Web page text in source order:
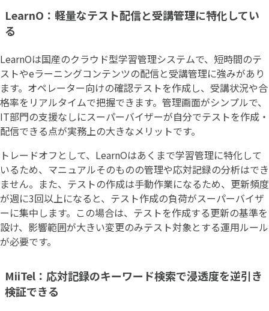
LearnO：軽量なテスト配信と受講管理に特化してい
る
LearnOは国産のクラウド型学習管理システムで、短時間のテ
ストやeラーニングコンテンツの配信と受講管理に強みがあり
ます。オペレーター向けの確認テストを作成し、受講状況や合
格率をリアルタイムで把握できます。管理画面がシンプルで、
IT部門の支援なしにスーパーバイザーが自分でテストを作成・
配信できる点が実務上の大きなメリットです。
トレードオフとして、LearnOはあくまで学習管理に特化して
いるため、マニュアルそのものの管理や応対記録の分析はでき
ません。また、テストの作成は手動作業になるため、更新頻度
が週に3回以上になると、テスト作成の負荷がスーパーバイザ
ーに集中します。この場合は、テストを作成する更新の基準を
設け、影響範囲が大きい変更のみテスト対象とする運用ルール
が必要です。
MiiTel：応対記録のキーワード検索で浸透度を逆引き
検証できる